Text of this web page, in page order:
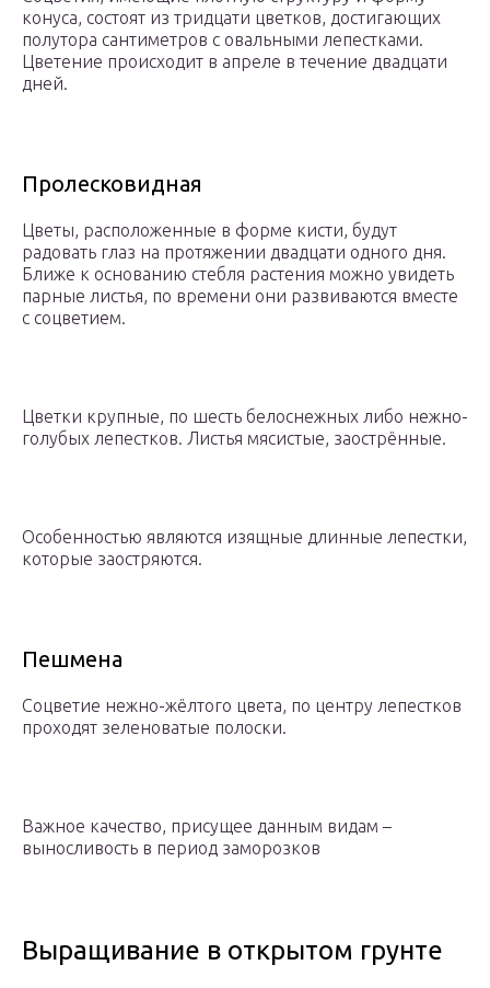
конуса, состоят из тридцати цветков, достигающих
полутора сантиметров с овальными лепестками.
Цветение происходит в апреле в течение двадцати
дней.
Пролесковидная
Цветы, расположенные в форме кисти, будут
радовать глаз на протяжении двадцати одного дня.
Ближе к основанию стебля растения можно увидеть
парные листья, по времени они развиваются вместе
с соцветием.
Цветки крупные, по шесть белоснежных либо нежно-
голубых лепестков. Листья мясистые, заострённые.
Особенностью являются изящные длинные лепестки,
которые заостряются.
Пешмена
Соцветие нежно-жёлтого цвета, по центру лепестков
проходят зеленоватые полоски.
Важное качество, присущее данным видам –
выносливость в период заморозков
Выращивание в открытом грунте